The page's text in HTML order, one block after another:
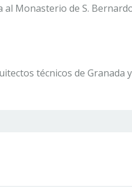
al Monasterio de S.
técnicos de Granada y